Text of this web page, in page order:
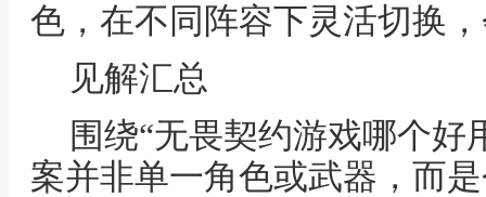
色，在不同阵容下灵活切换
见解汇总
围绕“无畏契约游戏哪个好
案并非单一角色或武器，而